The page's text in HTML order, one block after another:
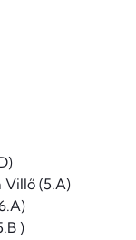
Villő (5.A)
)